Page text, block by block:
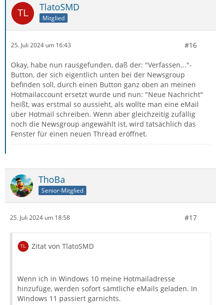
TlatoSMD
Mitglied
25. Juli 2024 um 16:43 #16
Okay, habe nun rausgefunden, daß der: "Verfassen..."-
Button, der sich eigentlich unten bei der Newsgroup
befinden soll, durch einen Button ganz oben an meinen
Hotmailaccount ersetzt wurde und nun: "Neue Nachricht"
heißt, was erstmal so aussieht, als wollte man eine eMail
über Hotmail schreiben. Wenn aber gleichzeitig zufällig
noch die Newsgroup angewählt ist, wird tatsächlich das
Fenster für einen neuen Thread eröffnet.
ThoBa
Senior-Mitglied
25. Juli 2024 um 18:58 #17
Zitat von TlatoSMD
Wenn ich in Windows 10 meine Hotmailadresse
hinzufüge, werden sofort sämtliche eMails geladen. In
Windows 11 passiert garnichts.